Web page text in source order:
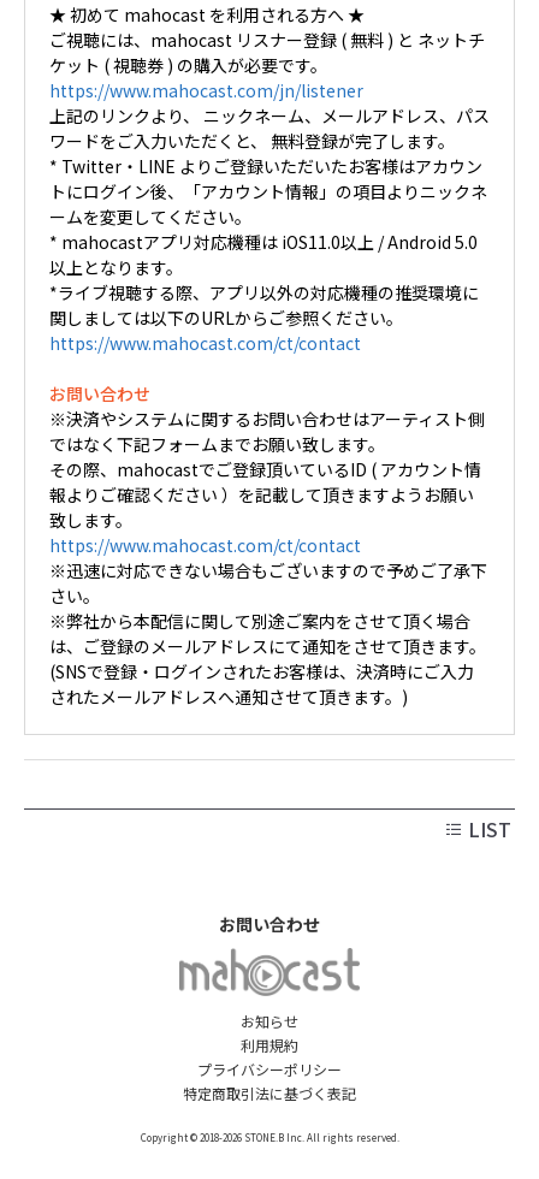
★ 初めて mahocast を利用される方へ ★
ご視聴には、mahocast リスナー登録 ( 無料 ) と ネットチ
ケット ( 視聴券 ) の購入が必要です。
https://www.mahocast.com/jn/listener
上記のリンクより、 ニックネーム、メールアドレス、パス
ワードをご入力いただくと、 無料登録が完了します。
* Twitter・LINE よりご登録いただいたお客様はアカウン
トにログイン後、「アカウント情報」の項目よりニックネ
ームを変更してください。
* mahocastアプリ対応機種は iOS11.0以上 / Android 5.0
以上となります。
*ライブ視聴する際、アプリ以外の対応機種の推奨環境に
関しましては以下のURLからご参照ください。
https://www.mahocast.com/ct/contact
お問い合わせ
※決済やシステムに関するお問い合わせはアーティスト側
ではなく下記フォームまでお願い致します。
その際、mahocastでご登録頂いているID ( アカウント情
報よりご確認ください ）を記載して頂きますようお願い
致します。
https://www.mahocast.com/ct/contact
※迅速に対応できない場合もございますので予めご了承下
さい。
※弊社から本配信に関して別途ご案内をさせて頂く場合
は、ご登録のメールアドレスにて通知をさせて頂きます。
(SNSで登録・ログインされたお客様は、決済時にご入力
されたメールアドレスへ通知させて頂きます。)
LIST
お知らせ
利用規約
プライバシーポリシー
特定商取引法に基づく表記
お問い合わせ
Copyright © 2018-2026 STONE.B Inc. All rights reserved.